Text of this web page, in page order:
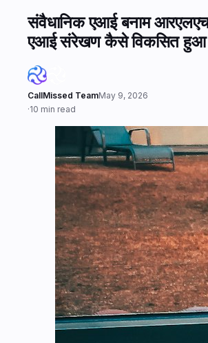
संवैधानिक एआई बनाम
एआई संरेखण कैसे विकसित हुआ
CallMissed TeamMay 9, 2026
·10 min read